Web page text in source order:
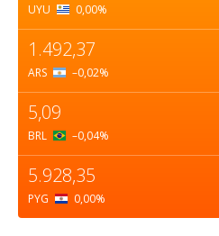
UYU 0,00%
1.492,37
ARS –0,02%
5,09
BRL –0,04%
5.928,35
PYG 0,00%